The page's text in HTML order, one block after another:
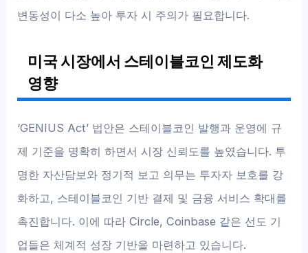
변동성이 다소 높아 투자 시 주의가 필요합니다.
미국 시장에서 스테이블코인 제도화
영향
‘GENIUS Act’ 법안은 스테이블코인 발행과 운영에 규
제 기준을 명확히 하면서 시장 신뢰도를 높였습니다. 투
명한 자산담보와 정기적 보고 의무는 투자자 보호를 강
화하고, 스테이블코인 기반 결제 및 금융 서비스 확대를
촉진합니다. 이에 따라 Circle, Coinbase 같은 선도 기
업들은 체계적 성장 기반을 마련하고 있습니다.